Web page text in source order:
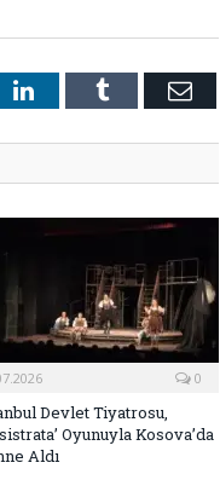
LinkedInTumblr E-
0
Devlet Tiyatrosu,
Oyunuyla Kosova’da
Aldı